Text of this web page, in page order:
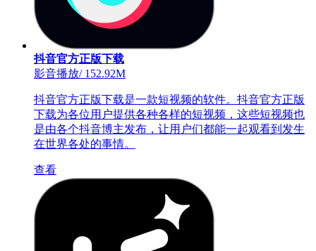
抖音官方正版下载
影音播放/152.92M
抖音官方正版下载是一款短视频的软件。抖音官方正版
下载为各位用户提供各种各样的短视频，这些短视频也
是由各个抖音博主发布，让用户们都能一起观看到发生
在世界各处的事情。
查看